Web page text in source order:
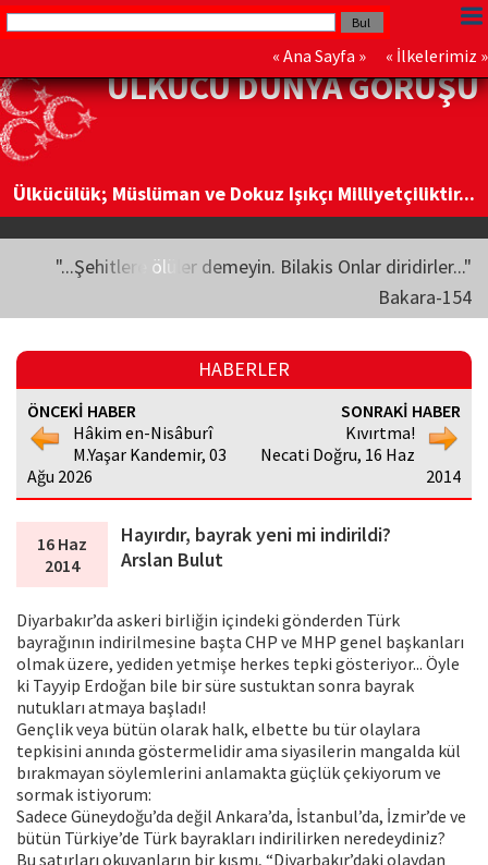
« Ana Sayfa » « İlkelerimiz »
ÜLKÜCÜ DÜNYA GÖRÜŞÜ
Ülkücülük; Müslüman ve Dokuz Işıkçı Milliyetçiliktir...
"...Şehitlere ölüler demeyin. Bilakis Onlar diridirler..."
Bakara-154
HABERLER
ÖNCEKİ HABER
Hâkim en-Nisâburî
M.Yaşar Kandemir, 03
Ağu 2026
SONRAKİ HABER
Kıvırtma!
Necati Doğru, 16 Haz
2014
16 Haz
2014
Hayırdır, bayrak yeni mi indirildi?
Arslan Bulut
Diyarbakır’da askeri birliğin içindeki gönderden Türk
bayrağının indirilmesine başta CHP ve MHP genel başkanları
olmak üzere, yediden yetmişe herkes tepki gösteriyor... Öyle
ki Tayyip Erdoğan bile bir süre sustuktan sonra bayrak
nutukları atmaya başladı!
Gençlik veya bütün olarak halk, elbette bu tür olaylara
tepkisini anında göstermelidir ama siyasilerin mangalda kül
bırakmayan söylemlerini anlamakta güçlük çekiyorum ve
sormak istiyorum:
Sadece Güneydoğu’da değil Ankara’da, İstanbul’da, İzmir’de ve
bütün Türkiye’de Türk bayrakları indirilirken neredeydiniz?
Bu satırları okuyanların bir kısmı, “Diyarbakır’daki olaydan